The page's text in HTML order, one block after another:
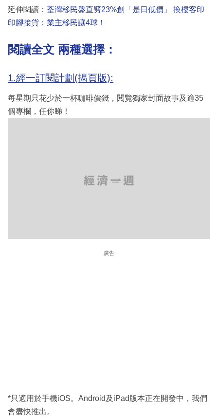
延伸閱讀： 荃灣移民盤直劈23%創「是日低價」 換樓客印
印腳接貨：業主移民讓4球！
閱讀全文 兩種選擇：
1.經一訂閱計劃(揭頁版):
每星期只花少於一杯咖啡價錢，閱覽獨家封面故事及逾35
個專欄，任你睇！
廣告
*只適用於手機iOS。Android及iPad版本正在開發中，我們
會盡快推出。